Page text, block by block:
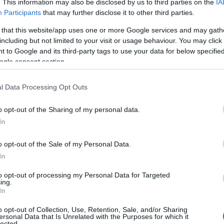
This information may also be disclosed by us to third parties on the
Participants that may further disclose it to other third parties.
that this website/app uses one or more Google services and may
but not limited to your visit or usage behaviour. You may
to Google and its third-party tags to use your data for below
consent section.
Data Processing Opt Outs
opt-out of the Sharing of my personal data.
opt-out of the Sale of my Personal Data.
opt-out of processing my Personal Data for Targeted
opt-out of Collection, Use, Retention, Sale, and/or Sharing
Data that Is Unrelated with the Purposes for which it
παχύρρευστη υφή της, ενώ ξεχωρίζει
ιδιότητες. Η δράση αυτή οφείλεται σε
στην απαλότητα και την
παράγωγο της λανολίνης, καθώς και
και προστατευτικές ιδιότητες.
μεταλλικό κουτί έχει αποκτήσει τη φήμη
στα πολλαπλά οφέλη και την
περιοχές του σώματος και σε
η εφαρμογή της, όπως για